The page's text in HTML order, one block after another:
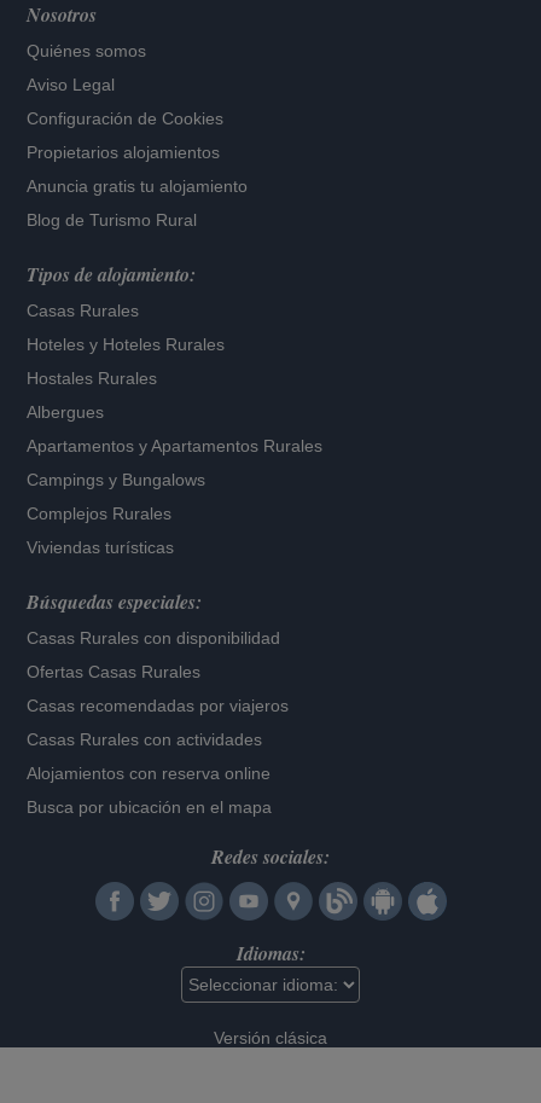
Nosotros
Quiénes somos
Aviso Legal
Configuración de Cookies
Propietarios alojamientos
Anuncia gratis tu alojamiento
Blog de Turismo Rural
Tipos de alojamiento:
Casas Rurales
Hoteles y Hoteles Rurales
Hostales Rurales
Albergues
Apartamentos yApartamentos Rurales
Campings y Bungalows
Complejos Rurales
Viviendas turísticas
Búsquedas especiales:
Casas Rurales con disponibilidad
Ofertas Casas Rurales
Casas recomendadas por viajeros
Casas Rurales con actividades
Alojamientos con reserva online
Busca por ubicación en el mapa
Redes sociales:
Idiomas:
Versión clásica